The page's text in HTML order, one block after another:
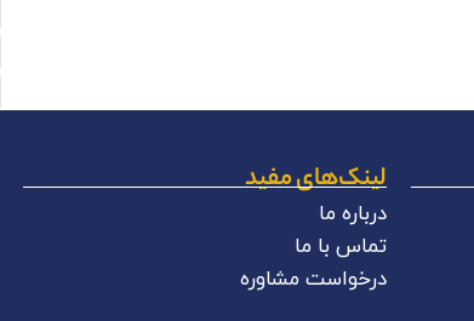
لینک‌های مفید
درباره ما
تماس با ما
درخواست مشاوره